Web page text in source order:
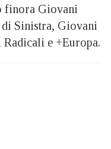
finora Giovani
Sinistra, Giovani
e +Europa.